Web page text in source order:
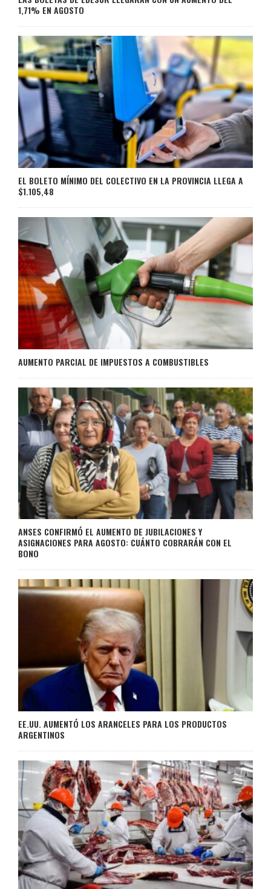
1,71% EN AGOSTO
EL BOLETO MÍNIMO DEL COLECTIVO EN LA PROVINCIA LLEGA A
$1.105,48
AUMENTO PARCIAL DE IMPUESTOS A COMBUSTIBLES
ANSES CONFIRMÓ EL AUMENTO DE JUBILACIONES Y
ASIGNACIONES PARA AGOSTO: CUÁNTO COBRARÁN CON EL
BONO
EE.UU. AUMENTÓ LOS ARANCELES PARA LOS PRODUCTOS
ARGENTINOS